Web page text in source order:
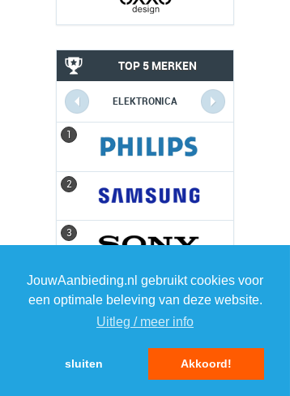
JouwAanbieding.nl gebruikt cookies voor
een optimale beleving van deze website.
Uitleg / meer info
sluiten Akkoord!
TOP 5 MERKEN
ELEKTRONICA
1
2
3
4 4